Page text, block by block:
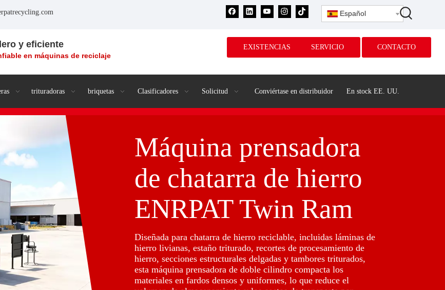
Español
y eficiente
en máquinas de reciclaje
EXISTENCIAS SERVICIO CONTACTO
trituradoras briquetas Clasificadores Solicitud Conviértase en distribuidor En stock EE. UU.
Máquina prensadora
de chatarra de hierro
ENRPAT Twin Ram
Diseñada para chatarra de hierro reciclable, incluidas láminas de
hierro livianas, estaño triturado, recortes de procesamiento de
hierro, secciones estructurales delgadas y tambores triturados,
esta máquina prensadora de doble cilindro compacta los
materiales en fardos densos y uniformes, lo que reduce el